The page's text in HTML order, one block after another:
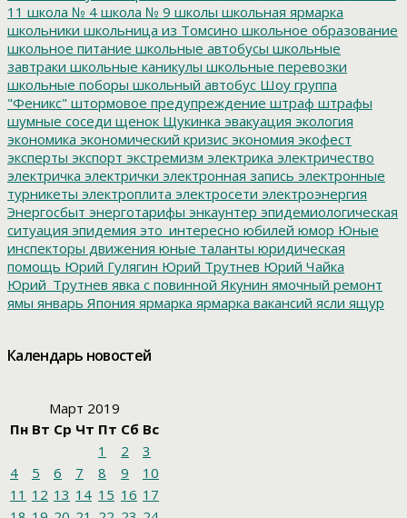
11 школа № 4 школа № 9 школы школьная ярмарка
школьники школьница из Томсино школьное образование
школьное питание школьные автобусы школьные
завтраки школьные каникулы школьные перевозки
школьные поборы школьный автобус Шоу группа
"Феникс" штормовое предупреждение штраф штрафы
шумные соседи щенок Щукинка эвакуация экология
экономика экономический кризис экономия экофест
эксперты экспорт экстремизм электрика электричество
электричка электрички электронная запись электронные
турникеты электроплита электросети электроэнергия
Энергосбыт энерготарифы энкаунтер эпидемиологическая
ситуация эпидемия это_интересно юбилей юмор Юные
инспекторы движения юные таланты юридическая
помощь Юрий Гулягин Юрий Трутнев Юрий Чайка
Юрий_Трутнев явка с повинной Якунин ямочный ремонт
ямы январь Япония ярмарка ярмарка вакансий ясли ящур
Календарь новостей
Март 2019
Пн Вт Ср Чт Пт Сб Вс
1
2
3
4
5 6 7 8 9
10
11 12 13 14 15 16 17